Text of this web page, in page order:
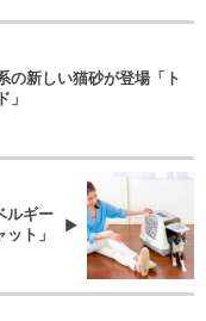
の新しい猫砂が登場「ト
」
ルギー
ト」